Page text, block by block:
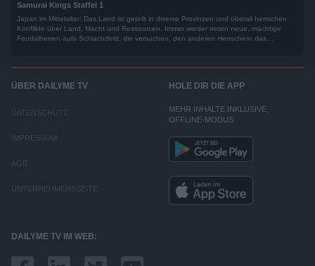
Samurai Kings Staffel 1
Japan im Mittelalter: Das Land ist geteilt in diverse Provinzen und überall herrschen
Konflikte über Land, Macht und Ressourcen. Immer wieder treten neue, mächtige
Feudalherren aufs Schlachtfeld, die versuchen, den anderen Herrschern das
ÜBER DAILYME TV
DATENSCHUTZ
IMPRESSUM
AGB
UNTERNEHMENSSEITE
HOLE DIR DIE APP
MEHR INHALTE INKLUSIVE,
OFFLINE-MODUS:
DAILYME TV IM WEB: